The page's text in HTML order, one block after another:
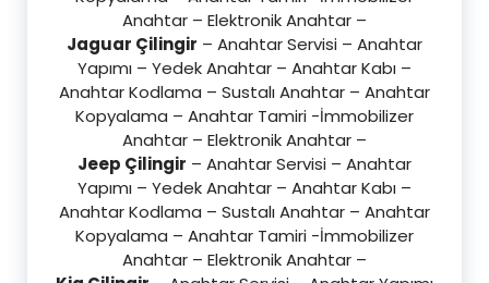
Anahtar – Elektronik Anahtar –
Jaguar Çilingir – Anahtar Servisi – Anahtar
Yapımı – Yedek Anahtar – Anahtar Kabı –
Anahtar Kodlama – Sustalı Anahtar – Anahtar
Kopyalama – Anahtar Tamiri -İmmobilizer
Anahtar – Elektronik Anahtar –
Jeep Çilingir – Anahtar Servisi – Anahtar
Yapımı – Yedek Anahtar – Anahtar Kabı –
Anahtar Kodlama – Sustalı Anahtar – Anahtar
Kopyalama – Anahtar Tamiri -İmmobilizer
Anahtar – Elektronik Anahtar –